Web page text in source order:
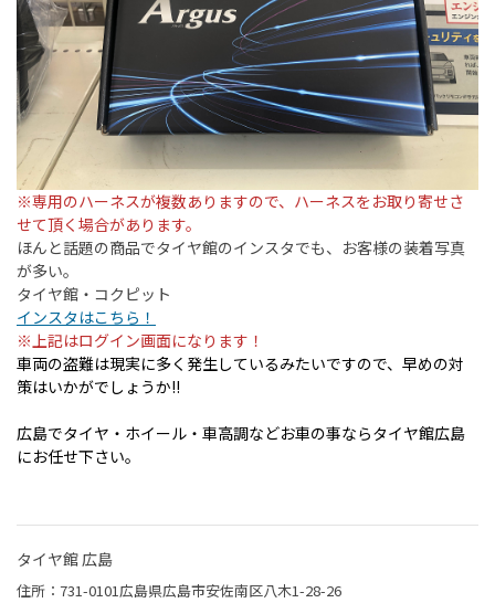
※専用のハーネスが複数ありますので、ハーネスをお取り寄せさ
せて頂く場合があります。
ほんと話題の商品でタイヤ館のインスタでも、お客様の装着写真
が多い。
タイヤ館・コクピット
インスタはこちら！
※上記はログイン画面になります！
車両の盗難は現実に多く発生しているみたいですので、早めの対
策はいかがでしょうか!!
広島でタイヤ・ホイール・車高調などお車の事ならタイヤ館広島
にお任せ下さい。
タイヤ館 広島
住所：731-0101広島県広島市安佐南区八木1-28-26